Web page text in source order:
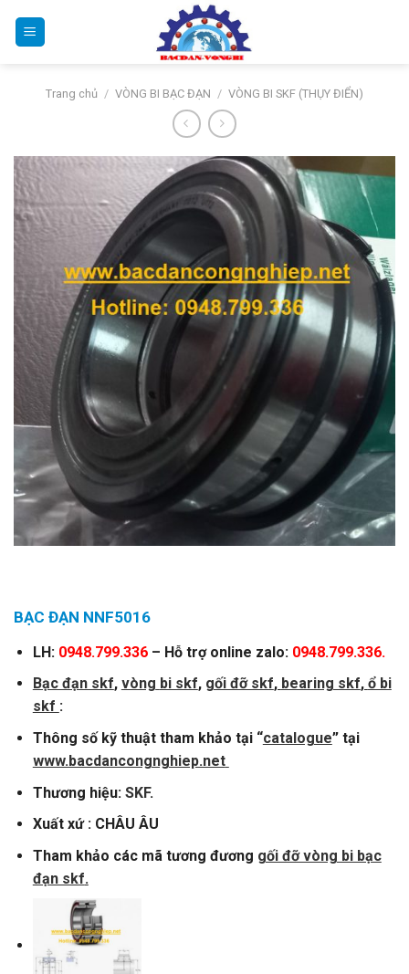
Trang chủ / VÒNG BI BẠC ĐẠN / VÒNG BI SKF (THỤY ĐIỂN)
BẠC ĐẠN NNF5016
LH:0948.799.336 – Hỗ trợ online zalo: 0948.799.336.
Bạc đạn skf, vòng bi skf, gối đỡ skf, bearing skf, ổ bi
skf :
Thông số kỹ thuật tham khảo tại “catalogue” tại
www.bacdancongnghiep.net
Thương hiệu: SKF.
Xuất xứ : CHÂU ÂU
Tham khảo các mã tương đương gối đỡ vòng bi bạc
đạn skf.